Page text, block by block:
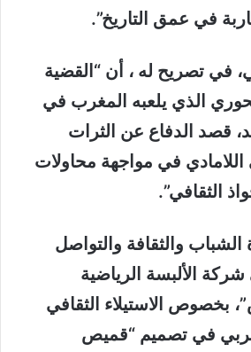
في عمق التاريخ”.
في تصريح له ، أن “القضية
الذي يلعبه المغرب في
قصد الدفاع عن الثرات
اللامادي في مواجهة محاولات
الثقافي”.
والثقافة والتواصل
شركة الألبسة الرياضية
بخصوص الاستيلاء الثقافي
في تصميم “قميص